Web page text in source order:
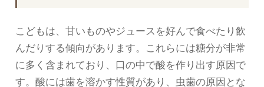
こどもは、甘いものやジュースを好んで食べたり飲
んだりする傾向があります。これらには糖分が非常
に多く含まれており、口の中で酸を作り出す原因で
す。酸には歯を溶かす性質があり、虫歯の原因とな